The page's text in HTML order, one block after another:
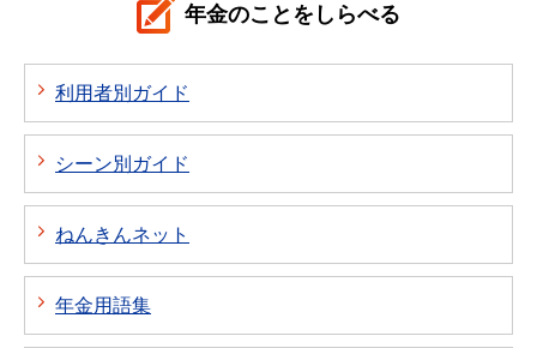
年金のことをしらべる
利用者別ガイド
シーン別ガイド
ねんきんネット
年金用語集